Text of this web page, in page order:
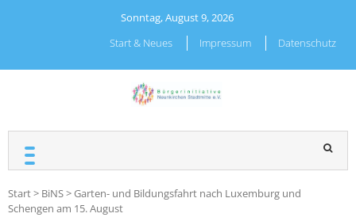
Sonntag, August 9, 2026
Start & Neues
Impressum Datenschutz
STADTMITTE E.V.
Start> BiNS>Garten- und Bildungsfahrt nach Luxemburg und
Schengen am 15. August